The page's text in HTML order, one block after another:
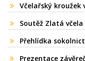
Včelařský kroužek
Soutěž Zlatá včela
Přehlídka
Prezentace